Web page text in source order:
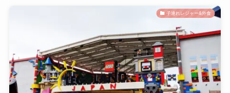
子連れレジャー&外食